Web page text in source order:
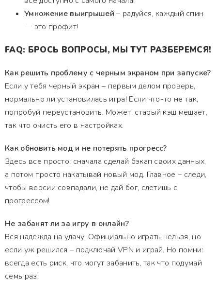
Умножение выигрышей – радуйся, каждый спин
— это профит!
FAQ: БРОСЬ ВОПРОСЫ, МЫ ТУТ РАЗБЕРЕМСЯ!
Как решить проблему с черным экраном при запуске?
Если у тебя черный экран – первым делом проверь,
нормально ли установилась игра! Если что-то не так,
попробуй переустановить. Может, старый кэш мешает,
так что очисть его в настройках.
Как обновить мод и не потерять прогресс?
Здесь все просто: сначала сделай бэкап своих данных,
а потом просто накатывай новый мод. Главное – следи,
чтобы версии совпадали, не дай бог, слетишь с
прогрессом!
Не забанят ли за игру в онлайн?
Вся надежда на удачу! Официально играть нельзя, но
если уж решился – подключай VPN и играй. Но помни:
всегда есть риск, что могут забанить, так что подумай
семь раз!